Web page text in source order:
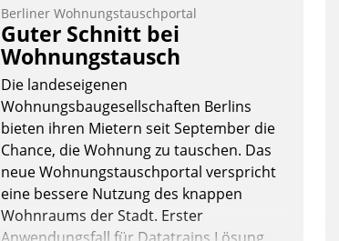
Berliner Wohnungstauschportal
Guter Schnitt bei
Wohnungstausch
Die landeseigenen
Wohnungsbaugesellschaften Berlins
bieten ihren Mietern seit September die
Chance, die Wohnung zu tauschen. Das
neue Wohnungstauschportal verspricht
eine bessere Nutzung des knappen
Wohnraums der Stadt. Erster